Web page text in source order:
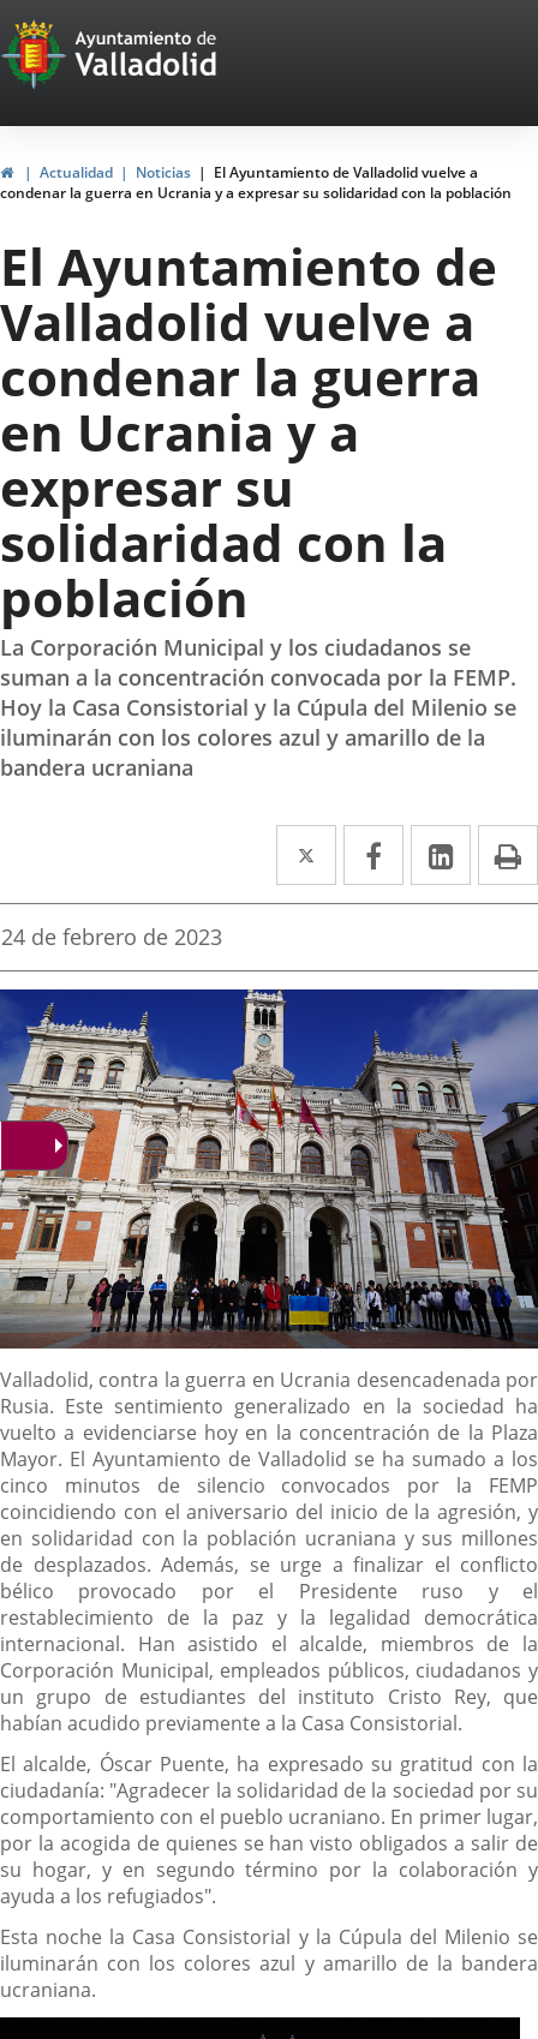
Portal
Web
del
Ayuntamiento
de
Valladolid
InicioActualidad Noticias
El Ayuntamiento de Valladolid vuelve a
condenar la guerra en Ucrania y a expresar su solidaridad con la población
El Ayuntamiento de
Valladolid vuelve a
condenar la guerra
en Ucrania y a
expresar su
solidaridad con la
población
La Corporación Municipal y los ciudadanos se
suman a la concentración convocada por la FEMP.
Hoy la Casa Consistorial y la Cúpula del Milenio se
iluminarán con los colores azul y amarillo de la
bandera ucraniana
Twitter
Enlace
a
aplicación
externa.
Facebook
Enlace
a
aplicación
externa.
Enlace
a
Fecha
la
noticia
24 de febrero de 2023
Descripción
Valladolid, contra la guerra en Ucrania desencadenada por
Rusia. Este sentimiento generalizado en la sociedad ha
vuelto a evidenciarse hoy en la concentración de la Plaza
Mayor. El Ayuntamiento de Valladolid se ha sumado a los
cinco minutos de silencio convocados por la FEMP
coincidiendo con el aniversario del inicio de la agresión, y
en solidaridad con la población ucraniana y sus millones
de desplazados. Además, se urge a finalizar el conflicto
bélico provocado por el Presidente ruso y el
restablecimiento de la paz y la legalidad democrática
internacional. Han asistido el alcalde, miembros de la
Corporación Municipal, empleados públicos, ciudadanos y
un grupo de estudiantes del instituto Cristo Rey, que
habían acudido previamente a la Casa Consistorial.
El alcalde, Óscar Puente, ha expresado su gratitud con la
ciudadanía: "Agradecer la solidaridad de la sociedad por su
comportamiento con el pueblo ucraniano. En primer lugar,
por la acogida de quienes se han visto obligados a salir de
su hogar, y en segundo término por la colaboración y
ayuda a los refugiados".
Esta noche la Casa Consistorial y la Cúpula del Milenio se
iluminarán con los colores azul y amarillo de la bandera
ucraniana.